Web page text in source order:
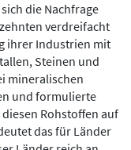
die Nachfrage
verdreifacht
ihrer Industrien mit
Steinen und
mineralischen
und formulierte
Rohstoffen auf
das für Länder